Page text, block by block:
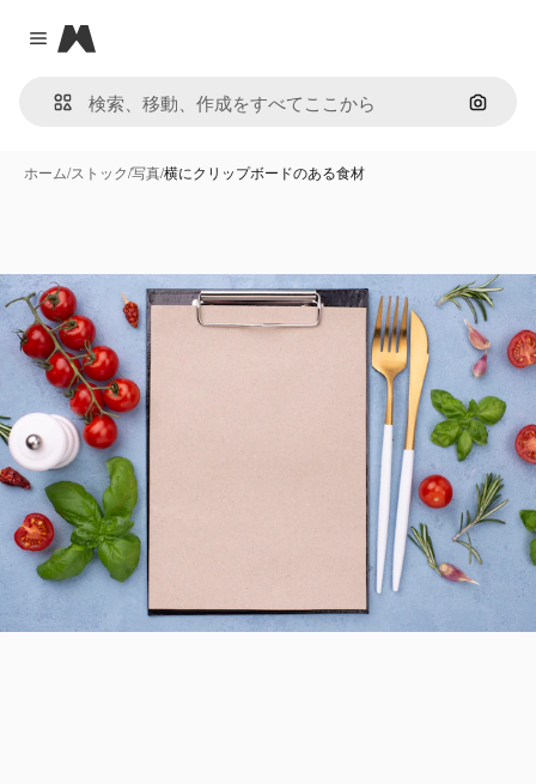
Close menu
Magnific
画像で
ホーム/ストック/写真/横にクリップボードのある食材